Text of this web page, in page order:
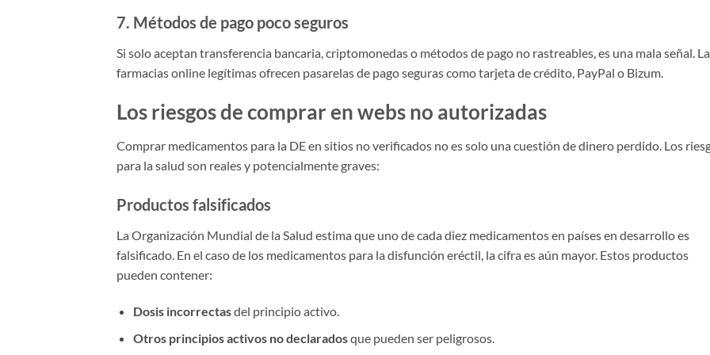
7. Métodos de pago poco seguros
Si solo aceptan transferencia bancaria, criptomonedas o métodos de pago no rastreables, es una mala señal.
farmacias online legítimas ofrecen pasarelas de pago seguras como tarjeta de crédito, PayPal o Bizum.
Los riesgos de comprar en webs no autorizadas
Comprar medicamentos para la DE en sitios no verificados no es solo una cuestión de dinero perdido. Los
para la salud son reales y potencialmente graves:
Productos falsificados
La Organización Mundial de la Salud estima que uno de cada diez medicamentos en países en desarrollo es
falsificado. En el caso de los medicamentos para la disfunción eréctil, la cifra es aún mayor. Estos productos
pueden contener:
Dosis incorrectasdel principio activo.
Otros principios activos no declaradosque pueden ser peligrosos.